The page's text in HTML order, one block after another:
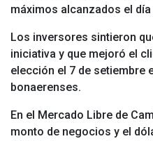
máximos alcanzados el
Los inversores sintieron
iniciativa y que mejoró el
elección el 7 de setiembre
bonaerenses.
En el Mercado Libre de
monto de negocios y el